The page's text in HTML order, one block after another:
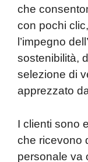
che
con pochi
l’impegno
sostenibilità,
selezione di
apprezzato
I clienti sono
che ricevono
personale va